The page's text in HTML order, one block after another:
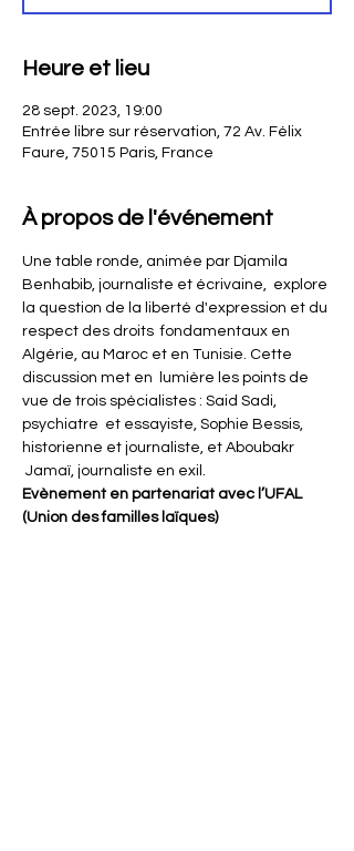
Heure et lieu
28 sept. 2023, 19:00
Entrée libre sur réservation, 72 Av. Félix
Faure, 75015 Paris, France
À propos de l'événement
Une table ronde, animée par Djamila
Benhabib, journaliste et écrivaine,  explore
la question de la liberté d'expression et du
respect des droits  fondamentaux en
Algérie, au Maroc et en Tunisie. Cette
discussion met en  lumière les points de
vue de trois spécialistes : Said Sadi,
psychiatre  et essayiste, Sophie Bessis,
historienne et journaliste, et Aboubakr
Jamaï, journaliste en exil.
Evènement en partenariat avec l’UFAL
(Union des familles laïques)